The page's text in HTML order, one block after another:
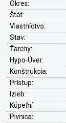
Okres:
Štát:
Vlastníctvo:
Stav:
Ťarchy:
Hypo-Úver:
Konštrukcia:
Prístup:
Izieb:
Kúpeľní
Pivnica: